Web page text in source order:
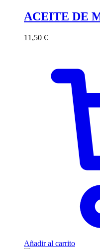
ACEITE DE
11,50 €
Añadir al carrito